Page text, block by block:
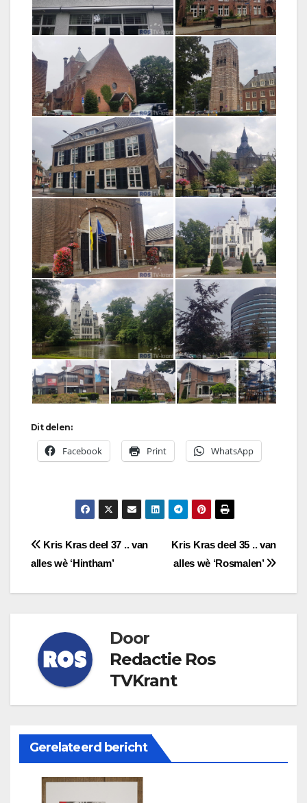
Dit delen:
Facebook Print WhatsApp
Bericht
Kris Kras deel 35 .. van
alles wè ‘Rosmalen’
Kris Kras deel 37 .. van
alles wè ‘Hintham’
Door
Redactie Ros
TVKrant
Gerelateerd bericht